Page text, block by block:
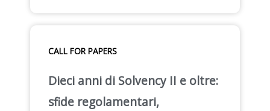
CALL FOR PAPERS
Dieci anni di Solvency II e oltre:
sfide regolamentari,